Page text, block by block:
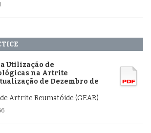
Utilização de
na Artrite
de Dezembro de
Artrite Reumatóide (GEAR)